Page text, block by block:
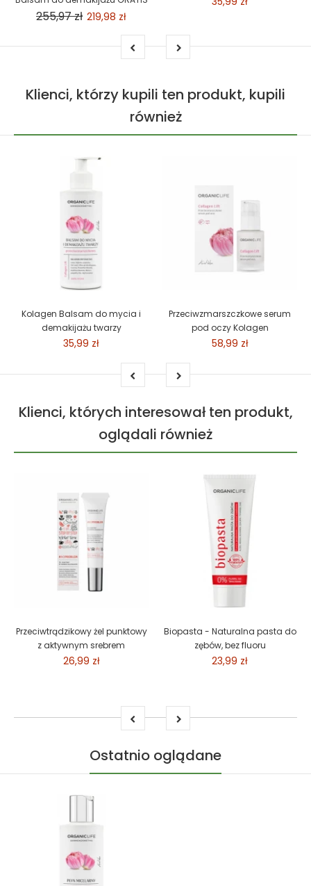
255,97 zł 219,98 zł
Klienci, którzy kupili ten produkt, kupili
również
Kolagen Balsam do mycia i
demakijażu twarzy
35,99 zł
Przeciwzmarszczkowe serum
pod oczy Kolagen
58,99 zł
Klienci, których interesował ten produkt,
oglądali również
Przeciwtrądzikowy żel punktowy
z aktywnym srebrem
26,99 zł
Biopasta - Naturalna pasta do
zębów, bez fluoru
23,99 zł
Ostatnio oglądane